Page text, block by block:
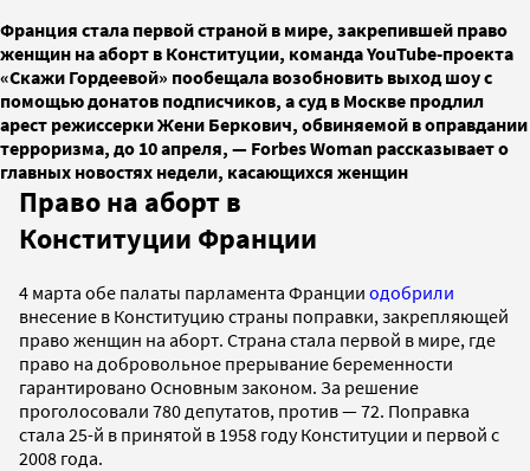
Франция стала первой страной в мире, закрепившей право
женщин на аборт в Конституции, команда YouTube-проекта
«Скажи Гордеевой» пообещала возобновить выход шоу с
помощью донатов подписчиков, а суд в Москве продлил
арест режиссерки Жени Беркович, обвиняемой в оправдании
терроризма, до 10 апреля, — Forbes Woman рассказывает о
главных новостях недели, касающихся женщин
Право на аборт в
Конституции Франции
4 марта обе палаты парламента Франции одобрили
внесение в Конституцию страны поправки, закрепляющей
право женщин на аборт. Страна стала первой в мире, где
право на добровольное прерывание беременности
гарантировано Основным законом. За решение
проголосовали 780 депутатов, против — 72. Поправка
стала 25-й в принятой в 1958 году Конституции и первой с
2008 года.